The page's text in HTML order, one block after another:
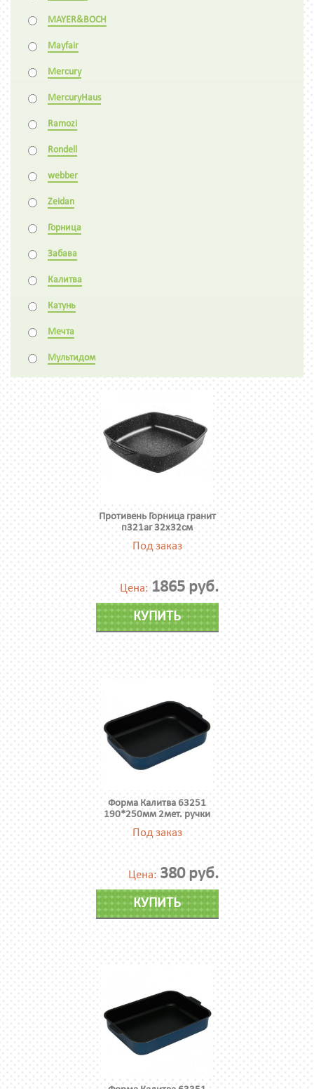
MAYER&BOCH
Mayfair
Mercury
MercuryHaus
Ramozi
Rondell
webber
Zeidan
Горница
Забава
Калитва
Катунь
Мечта
Мультидом
Противень Горница гранит
п321аг 32х32см
Под заказ
Цена: 1865 руб.
КУПИТЬ
Форма Калитва 63251
190*250мм 2мет. ручки
Под заказ
Цена: 380 руб.
КУПИТЬ